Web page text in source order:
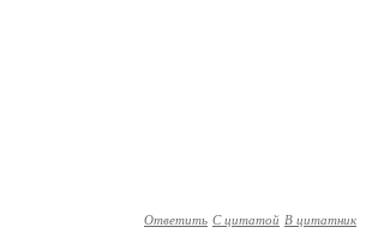
Ответить С цитатой В цитатник